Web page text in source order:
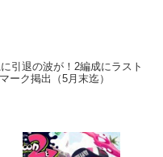
引退の波が！2編成にラスト
ーク掲出（5月末迄）